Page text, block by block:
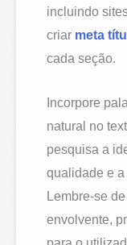
incluindo
criar meta
cada seção.
Incorpore
natural no
pesquisa a
qualidade e
Lembre-se
envolvente,